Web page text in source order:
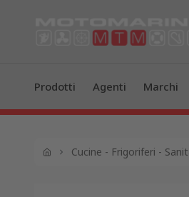
Prodotti Agenti Marchi
Cucine - Frigoriferi -